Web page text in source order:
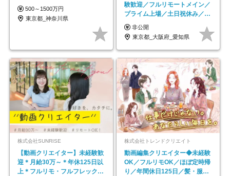
500～1500万円
東京都_神奈川県
験歓迎／フルリモートメイン／
プライム上場／土日祝休み／東
京・大阪・名古屋
非公開
東京都_大阪府_愛知県
株式会社SUNRISE
【動画クリエイター】未経験歓
迎＊月給30万～＊年休125日以
上＊フルリモ・フルフレックス
株式会社トレンドクリエイト
動画編集クリエイター◆未経験
OK／フルリモOK／ほぼ定時帰
り／年間休日125日／髪・服・